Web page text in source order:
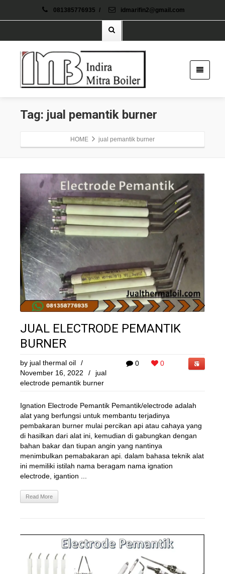
081385776935 / idmarifin2@gmail.com
Tag: jual pemantik burner
HOME jual pemantik burner
JUAL ELECTRODE PEMANTIK
BURNER
0 0
by jual thermal oil
/
November 16, 2022
/
jual
electrode pemantik burner
Ignation Electrode Pemantik Pemantik/electrode adalah
alat yang berfungsi untuk membantu terjadinya
pembakaran burner mulai percikan api atau cahaya yang
di hasilkan dari alat ini, kemudian di gabungkan dengan
bahan bakar dan tiupan angin yang nantinya
menimbulkan pemabakaran api. dalam bahasa teknik alat
ini memiliki istilah nama beragam nama ignation
electrode, igantion ...
Read More